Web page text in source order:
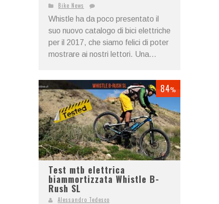
Bike News
Whistle ha da poco presentato il
suo nuovo catalogo di bici elettriche
per il 2017, che siamo felici di poter
mostrare ai nostri lettori. Una...
84%
Test mtb elettrica
biammortizzata Whistle B-
Rush SL
Alessandro Tedesco